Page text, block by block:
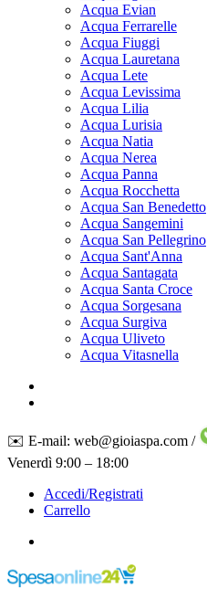
Acqua Evian
Acqua Ferrarelle
Acqua Fiuggi
Acqua Lauretana
Acqua Lete
Acqua Levissima
Acqua Lilia
Acqua Lurisia
Acqua Natia
Acqua Nerea
Acqua Panna
Acqua Rocchetta
Acqua San Benedetto
Acqua Sangemini
Acqua San Pellegrino
Acqua Sant'Anna
Acqua Santagata
Acqua Santa Croce
Acqua Sorgesana
Acqua Surgiva
Acqua Uliveto
Acqua Vitasnella
✉️ E-mail: web@gioiaspa.com /
Venerdì 9:00 – 18:00
Accedi/Registrati
Carrello